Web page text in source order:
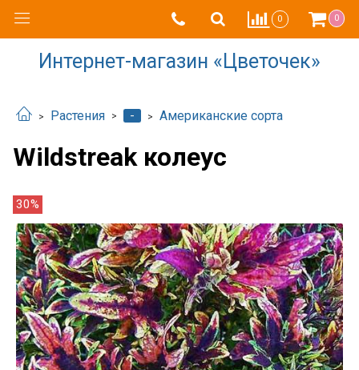
0 0
Интернет-магазин «Цветочек»
Растения - Американские сорта
Wildstreak колеус
30%